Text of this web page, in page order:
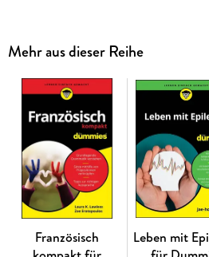
Mehr aus dieser Reihe
Französisch
Leben mit